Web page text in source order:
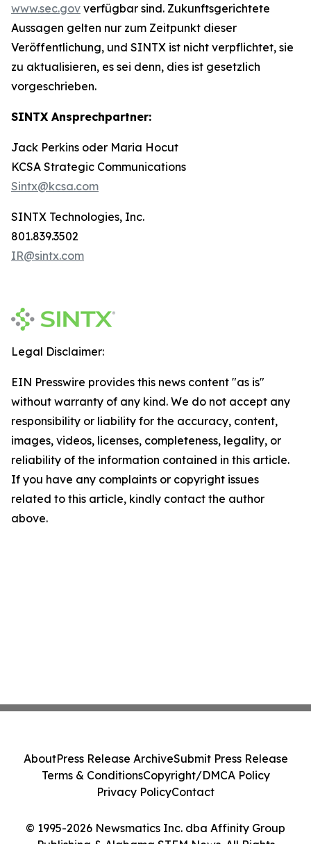
www.sec.gov verfügbar sind. Zukunftsgerichtete
Aussagen gelten nur zum Zeitpunkt dieser
Veröffentlichung, und SINTX ist nicht verpflichtet, sie
zu aktualisieren, es sei denn, dies ist gesetzlich
vorgeschrieben.
SINTX Ansprechpartner:
Jack Perkins oder Maria Hocut
KCSA Strategic Communications
Sintx@kcsa.com
SINTX Technologies, Inc.
801.839.3502
IR@sintx.com
Legal Disclaimer:
EIN Presswire provides this news content "as is"
without warranty of any kind. We do not accept any
responsibility or liability for the accuracy, content,
images, videos, licenses, completeness, legality, or
reliability of the information contained in this article.
If you have any complaints or copyright issues
related to this article, kindly contact the author
above.
© 1995-2026 Newsmatics Inc. dba Affinity Group
Publishing & Alabama STEM News. All Rights
AboutPress Release ArchiveSubmit Press Release
Terms & ConditionsCopyright/DMCA Policy
Privacy PolicyContact